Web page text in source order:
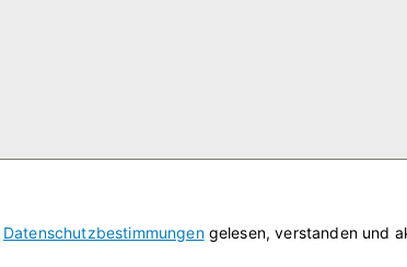
Datenschutzbestimmungengelesen, verstanden und